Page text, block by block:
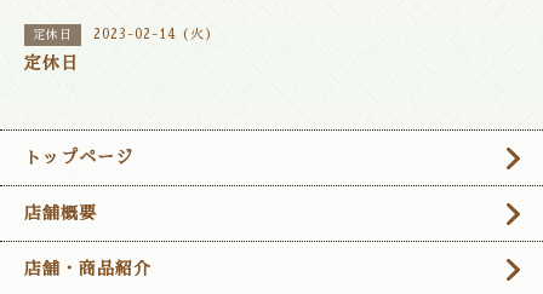
定休日 2023-02-14 (火)
定休日
トップページ
店舗概要
店舗・商品紹介